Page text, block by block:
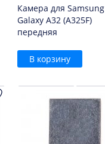
Камера для Samsung
Galaxy A32 (A325F)
передняя
В корзину